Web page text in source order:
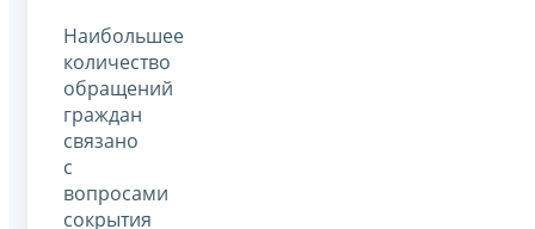
Наибольшее
количество
обращений
граждан
связано
с
вопросами
сокрытия